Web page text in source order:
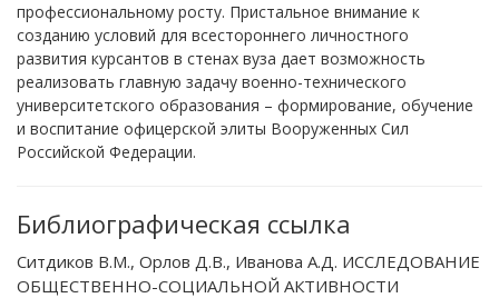
профессиональному росту. Пристальное внимание к
созданию условий для всестороннего личностного
развития курсантов в стенах вуза дает возможность
реализовать главную задачу военно-технического
университетского образования – формирование, обучение
и воспитание офицерской элиты Вооруженных Сил
Российской Федерации.
Библиографическая ссылка
Ситдиков В.М., Орлов Д.В., Иванова А.Д. ИССЛЕДОВАНИЕ
ОБЩЕСТВЕННО-СОЦИАЛЬНОЙ АКТИВНОСТИ